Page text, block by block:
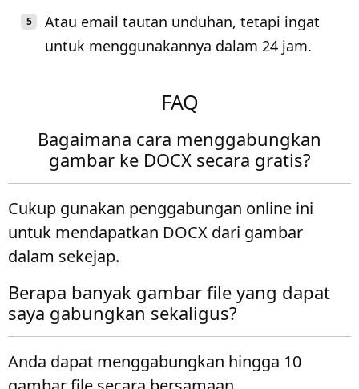
Atau email tautan unduhan, tetapi ingat
untuk menggunakannya dalam 24 jam.
FAQ
Bagaimana cara menggabungkan
gambar ke DOCX secara gratis?
Cukup gunakan penggabungan online ini
untuk mendapatkan DOCX dari gambar
dalam sekejap.
Berapa banyak gambar file yang dapat
saya gabungkan sekaligus?
Anda dapat menggabungkan hingga 10